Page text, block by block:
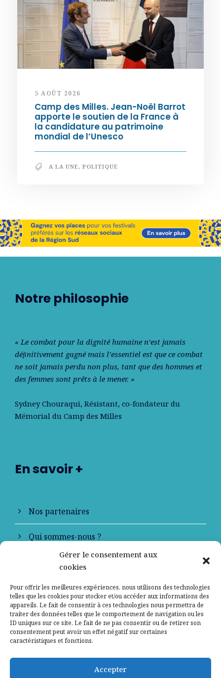
Gérer le consentement aux
cookies
Pour offrir les meilleures expériences, nous utilisons des technologies
telles que les cookies pour stocker et/ou accéder aux informations des
appareils. Le fait de consentir à ces technologies nous permettra de
traiter des données telles que le comportement de navigation ou les
ID uniques sur ce site. Le fait de ne pas consentir ou de retirer son
consentement peut avoir un effet négatif sur certaines
caractéristiques et fonctions.
Accepter
5 AOÛT 2026
Camp des Milles. Jean-Noël Barrot
apporte le soutien de la France à
la candidature au patrimoine
mondial de l’Unesco
A LA UNE, POLITIQUE
Notre philosophie
« Le combat pour la dignité humaine n’est jamais
déﬁnitivement gagné mais l’essentiel est que ce combat
ne soit jamais perdu non plus, tant que des hommes et
des femmes sont prêts à le mener. »
Sydney Chouraqui, Résistant, co-fondateur du
Mémorial du Camp des Milles
En savoir +
Nos partenaires
Qui sommes-nous ?
Contactez-nous
Mentions légales
Politique de confidentialité